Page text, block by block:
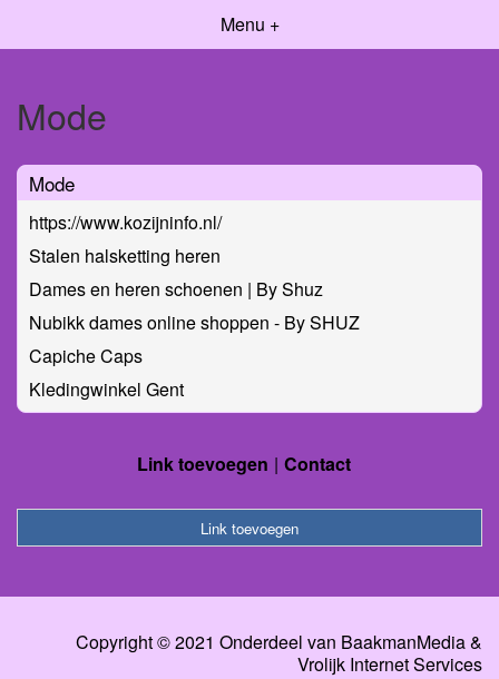
Menu +
Mode
Mode
https://www.kozijninfo.nl/
Stalen halsketting heren
Dames en heren schoenen | By Shuz
Nubikk dames online shoppen - By SHUZ
Capiche Caps
Kledingwinkel Gent
Link toevoegen Contact
Link toevoegen
Copyright © 2021 Onderdeel van BaakmanMedia&
Vrolijk Internet Services